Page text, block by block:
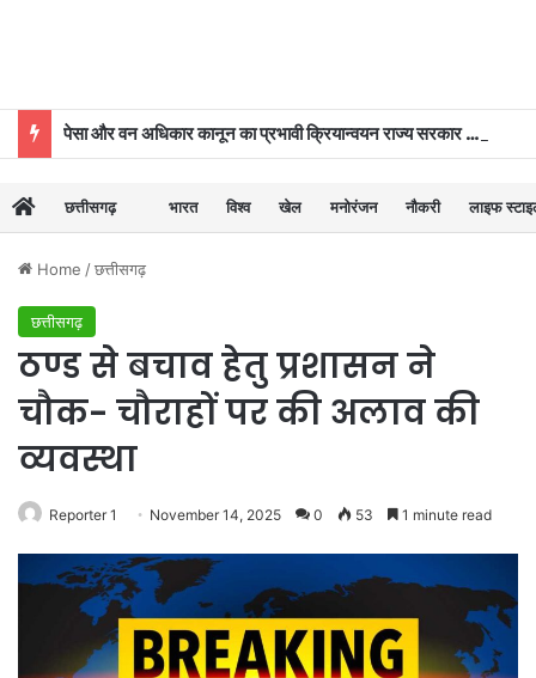
पेसा और वन अधिकार कानून का प्रभावी क्रियान्वयन राज्य सरकार की प्राथमिकताओं में शामिल : मुख्यमंत्री विष्णुदेव साय
छत्तीसगढ़ भारत विश्व खेल मनोरंजन नौकरी लाइफ
Home /छत्तीसगढ़
छत्तीसगढ़
ठण्ड से बचाव हेतु प्रशासन ने
चौक- चौराहों पर की अलाव की
व्यवस्था
Reporter 1 November 14, 2025 0 53 1 minute read